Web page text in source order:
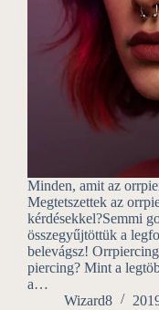
Minden, amit az
Megtetszettek az
kérdésekkel?Semmi
összegyűjtöttük a
belevágsz!
piercing? Mint a
a…
Wizard8